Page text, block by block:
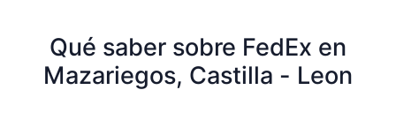
Qué saber sobre FedEx en
Mazariegos, Castilla - Leon